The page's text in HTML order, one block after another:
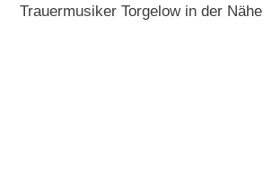
Trauermusiker Torgelow in der Nähe